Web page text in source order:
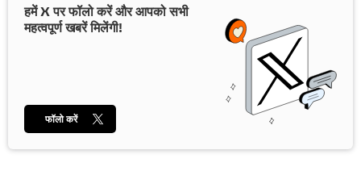
हमें X पर फॉलो करें और आपको सभी
महत्वपूर्ण खबरें मिलेंगी!
फॉलो करें